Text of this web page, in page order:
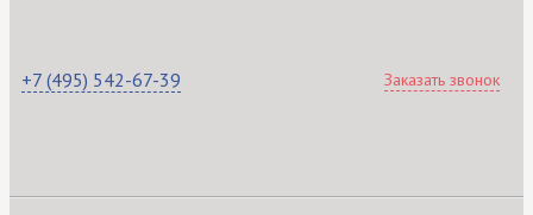
+7 (495) 542-67-39 Заказать звонок